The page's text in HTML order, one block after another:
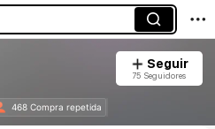
Seguir
75 Seguidores
468 Compra repetida